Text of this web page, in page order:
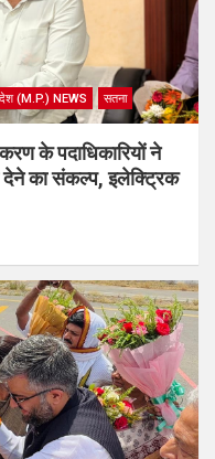
(M.P.) NEWS सतना
के पदाधिकारियों ने
देने का संकल्प, इलेक्ट्रिक